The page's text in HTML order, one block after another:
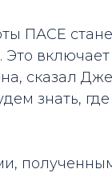
ПАСЕ
сказал
знать,